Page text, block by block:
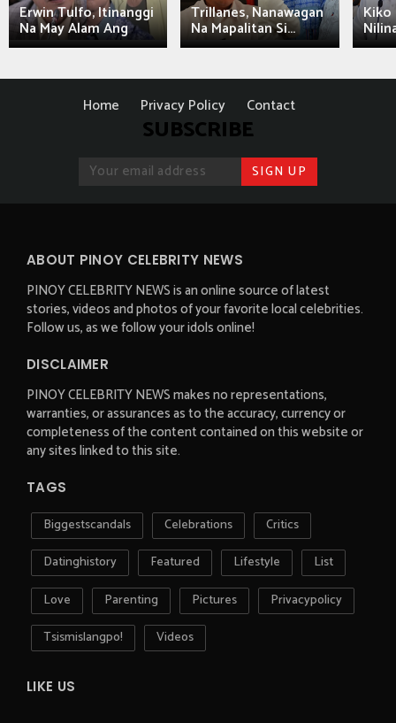
Erwin Tulfo, Itinanggi
Na May Alam Ang
Trillanes, Nanawagan
Na Mapalitan Si...
Kiko
Home Privacy Policy Contact
SUBSCRIBE
ABOUT PINOY CELEBRITY NEWS
PINOY CELEBRITY NEWS is an online source of latest
stories, videos and photos of your favorite local celebrities.
Follow us, as we follow your idols online!
DISCLAIMER
PINOY CELEBRITY NEWS makes no representations,
warranties, or assurances as to the accuracy, currency or
completeness of the content contained on this website or
any sites linked to this site.
TAGS
Biggestscandals Celebrations
Critics
Datinghistory
Featured Lifestyle
List
Love
Parenting Pictures
Privacypolicy
Tsismislangpo!
Videos
LIKE US